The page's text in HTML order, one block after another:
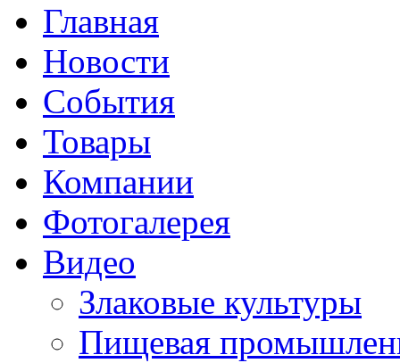
Главная
Новости
События
Товары
Компании
Фотогалерея
Видео
Злаковые культуры
Пищевая